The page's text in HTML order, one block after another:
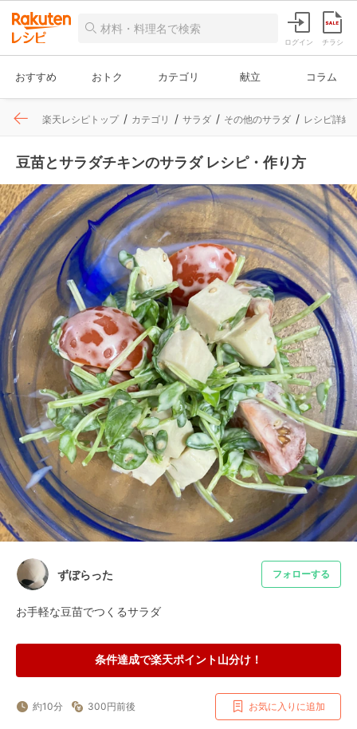
ログイン チラシ
おすすめ おトク カテゴリ 献立 コラム
楽天レシピトップ カテゴリ サラダ その他のサラダ レシピ詳細
豆苗とサラダチキンのサラダ レシピ・作り方
ずぼらった フォローする
お手軽な豆苗でつくるサラダ
条件達成で楽天ポイント山分け！
約10分 300円前後 お気に入りに追加